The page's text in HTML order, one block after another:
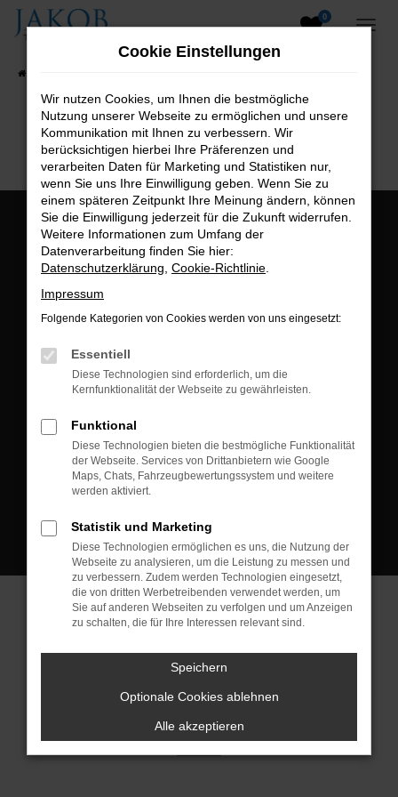
Zum
0
B2B-Shop
Öffnungszeiten:
Montag bis Freitag:
Postadresse:
Kontakt:
Tel.: +49 3745 760 90 20
Fax: +49 3745 760 90 21
Mail: fj@jakob-trading.com
Cookie Einstellungen
© 2026 Jakob Trading GmbH | Neustädter Straße 1 | DE-08223
Neustadt/Vogtland | fj@jakob-trading.com | Webdesign by audaris.de
Cookie Einstellungen
Wir nutzen Cookies, um Ihnen die bestmögliche
Nutzung unserer Webseite zu ermöglichen und unsere
Kommunikation mit Ihnen zu verbessern. Wir
berücksichtigen hierbei Ihre Präferenzen und
verarbeiten Daten für Marketing und Statistiken nur,
wenn Sie uns Ihre Einwilligung geben. Wenn Sie zu
einem späteren Zeitpunkt Ihre Meinung ändern, können
Sie die Einwilligung jederzeit für die Zukunft widerrufen.
Weitere Informationen zum Umfang der
Datenverarbeitung finden Sie hier:
Datenschutzerklärung Cookie-Richtlinie
Impressum
Folgende Kategorien von Cookies werden von uns eingesetzt:
Essentiell
Diese Technologien sind erforderlich, um die
Kernfunktionalität der Webseite zu gewährleisten.
Funktional
Diese Technologien bieten die bestmögliche Funktionalität
der Webseite. Services von Drittanbietern wie Google
Maps, Chats, Fahrzeugbewertungssystem und weitere
werden aktiviert.
Statistik und Marketing
Diese Technologien ermöglichen es uns, die Nutzung der
Webseite zu analysieren, um die Leistung zu messen und
zu verbessern. Zudem werden Technologien eingesetzt,
die von dritten Werbetreibenden verwendet werden, um
Sie auf anderen Webseiten zu verfolgen und um Anzeigen
zu schalten, die für Ihre Interessen relevant sind.
Speichern
Optionale Cookies ablehnen
Alle akzeptieren